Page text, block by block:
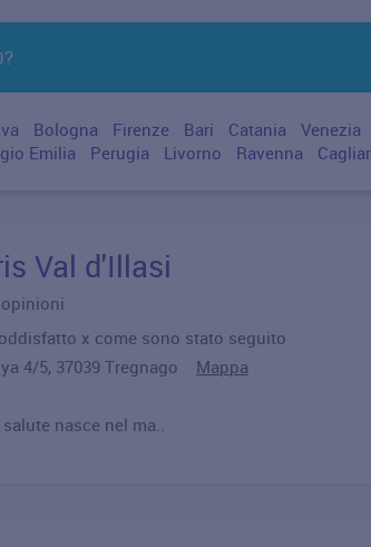
Bologna Firenze Bari Catania Venezia
Emilia Perugia Livorno Ravenna
Val d'Illasi
x come sono stato seguito
4/5, 37039 Tregnago Mappa
nasce nel ma..